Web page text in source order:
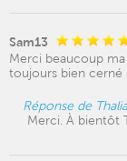
Sam13
Merci beaucoup
toujours bien
Réponse de
Merci. À bientôt